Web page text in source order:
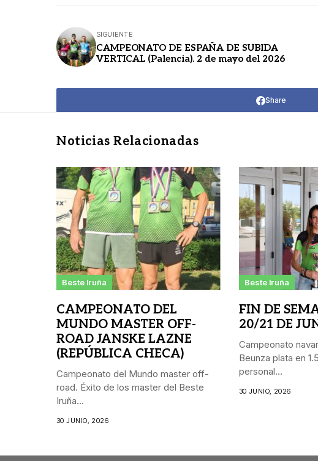
SIGUIENTE
CAMPEONATO DE ESPAÑA DE SUBIDA
VERTICAL (Palencia). 2 de mayo del 2026
Share
Noticias Relacionadas
Beste Iruña
CAMPEONATO DEL
MUNDO MASTER OFF-
ROAD JANSKE LAZNE
(REPÚBLICA CHECA)
Campeonato del Mundo master off-
road. Éxito de los master del Beste
Iruña...
30 JUNIO, 2026
Beste Iruña
FIN DE
20/21 DE
Campeonato
Beunza plata en
personal...
30 JUNIO, 2026